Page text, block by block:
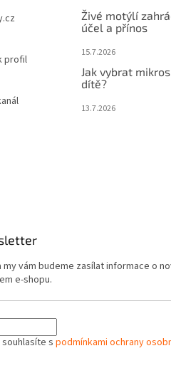
profil
Živé motýlí
účel a přínos
15.7.2026
Jak vybrat
dítě?
13.7.2026
my vám budeme zasílat informace o
e-shopu.
s podmínkami ochrany